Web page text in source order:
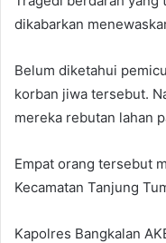
dikabarkan
Belum diketahui
korban jiwa tersebut.
mereka rebutan lahan
Empat orang tersebut
Kecamatan Tanjung
Kapolres Bangkalan